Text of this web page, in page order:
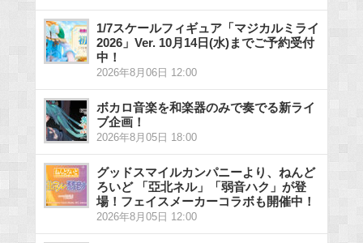
1/7スケールフィギュア「マジカルミライ
2026」Ver. 10月14日(水)までご予約受付
中！
2026年8月06日 12:00
ボカロ音楽を和楽器のみで奏でる新ライ
ブ企画！
2026年8月05日 18:00
グッドスマイルカンパニーより、ねんど
ろいど 「亞北ネル」「弱音ハク」が登
場！フェイスメーカーコラボも開催中！
2026年8月05日 12:00